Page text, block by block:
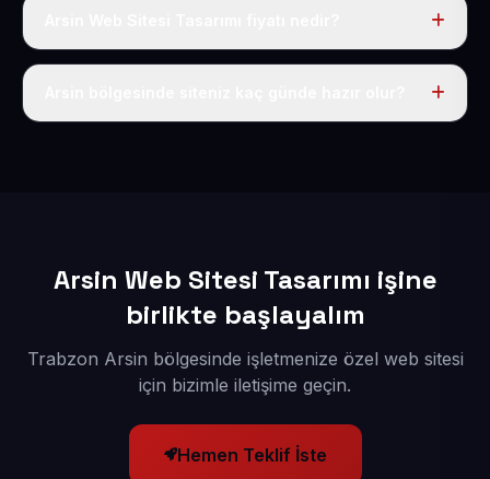
Tek fiyat uygulanır: yıllık 50 USD + KDV. Bu bedele alan
Arsin Web Sitesi Tasarımı işine
birlikte başlayalım
Trabzon Arsin bölgesinde işletmenize özel web sitesi
için bizimle iletişime geçin.
Hemen Teklif İste